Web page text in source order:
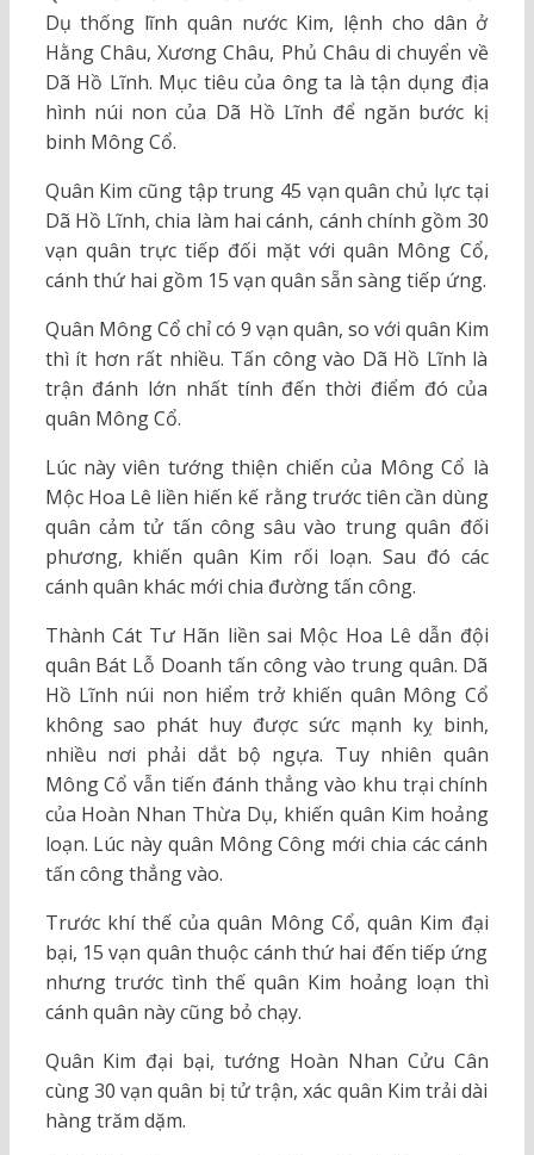
Dụ thống lĩnh quân nước Kim, lệnh cho dân ở
Hằng Châu, Xương Châu, Phủ Châu di chuyển về
Dã Hồ Lĩnh. Mục tiêu của ông ta là tận dụng địa
hình núi non của Dã Hồ Lĩnh để ngăn bước kị
binh Mông Cổ.
Quân Kim cũng tập trung 45 vạn quân chủ lực tại
Dã Hồ Lĩnh, chia làm hai cánh, cánh chính gồm 30
vạn quân trực tiếp đối mặt với quân Mông Cổ,
cánh thứ hai gồm 15 vạn quân sẵn sàng tiếp ứng.
Quân Mông Cổ chỉ có 9 vạn quân, so với quân Kim
thì ít hơn rất nhiều. Tấn công vào Dã Hồ Lĩnh là
trận đánh lớn nhất tính đến thời điểm đó của
quân Mông Cổ.
Lúc này viên tướng thiện chiến của Mông Cổ là
Mộc Hoa Lê liền hiến kế rằng trước tiên cần dùng
quân cảm tử tấn công sâu vào trung quân đối
phương, khiến quân Kim rối loạn. Sau đó các
cánh quân khác mới chia đường tấn công.
Thành Cát Tư Hãn liền sai Mộc Hoa Lê dẫn đội
quân Bát Lỗ Doanh tấn công vào trung quân. Dã
Hồ Lĩnh núi non hiểm trở khiến quân Mông Cổ
không sao phát huy được sức mạnh kỵ binh,
nhiều nơi phải dắt bộ ngựa. Tuy nhiên quân
Mông Cổ vẫn tiến đánh thẳng vào khu trại chính
của Hoàn Nhan Thừa Dụ, khiến quân Kim hoảng
loạn. Lúc này quân Mông Công mới chia các cánh
tấn công thẳng vào.
Trước khí thế của quân Mông Cổ, quân Kim đại
bại, 15 vạn quân thuộc cánh thứ hai đến tiếp ứng
nhưng trước tình thế quân Kim hoảng loạn thì
cánh quân này cũng bỏ chạy.
Quân Kim đại bại, tướng Hoàn Nhan Cửu Cân
cùng 30 vạn quân bị tử trận, xác quân Kim trải dài
hàng trăm dặm.